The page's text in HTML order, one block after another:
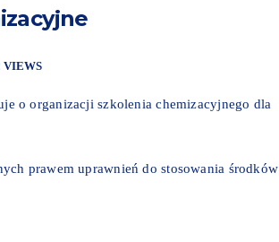
VIEWS
o organizacji szkolenia chemizacyjnego dla
prawem uprawnień do stosowania środków